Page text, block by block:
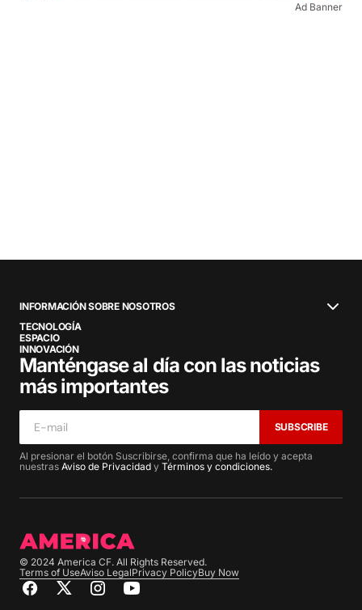
Ad Banner
INFORMACIÓN SOBRE NOSOTROS
TECNOLOGÍA
ESPACIO
INNOVACIÓN
Manténgase al día con las noticias
más importantes
SUBSCRIBE
Al presionar el botón Suscribirse, confirma que ha leído y acepta
nuestras Aviso de Privacidad y Términos y condiciones.
© 2024 America CF. All Rights Reserved.
Terms of UseAviso LegalPrivacy PolicyBuy Now